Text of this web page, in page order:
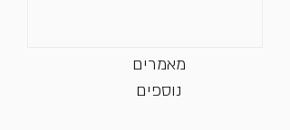
מאמרים
נוספים